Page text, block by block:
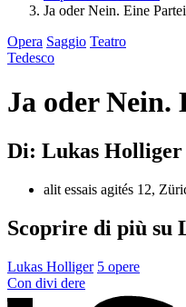
Ja oder Nein. Eine
Opera Saggio Teatro
Tedesco
Ja oder
Di: Lukas Holliger
alit essais agités 12,
Scoprire di più su
Lukas Holliger 5 opere
Con divi dere